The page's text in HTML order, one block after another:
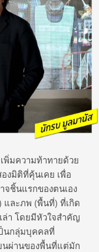
พิ่มความท้าทายด้วย
งมิติที่คุ้นเคย เพื่อ
จชิ้นแรกของตนเอง
และภพ (พื้นที่) ที่เกิด
า โดยมีหัวใจสำคัญ
นกลุ่มบุคคลที่
นผ่านของพื้นที่แต่มัก